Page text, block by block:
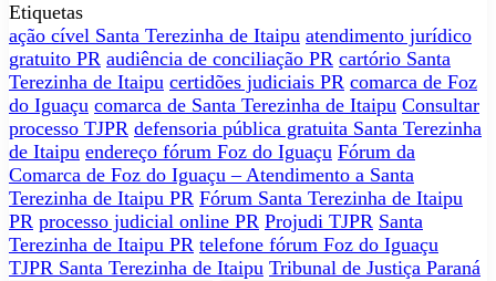
Etiquetas
ação cível Santa Terezinha de Itaipu atendimento jurídico
gratuito PR audiência de conciliação PR cartório Santa
Terezinha de Itaipu certidões judiciais PR comarca de Foz
do Iguaçu comarca de Santa Terezinha de Itaipu Consultar
processo TJPR defensoria pública gratuita Santa Terezinha
de Itaipu endereço fórum Foz do Iguaçu Fórum da
Comarca de Foz do Iguaçu – Atendimento a Santa
Terezinha de Itaipu PR Fórum Santa Terezinha de Itaipu
PR processo judicial online PR Projudi TJPR Santa
Terezinha de Itaipu PR telefone fórum Foz do Iguaçu
TJPR Santa Terezinha de Itaipu Tribunal de Justiça Paraná